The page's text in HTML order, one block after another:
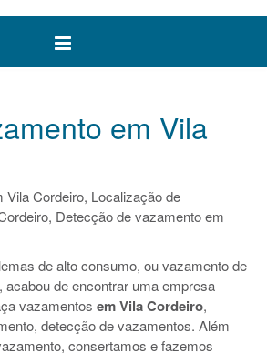
em Vila
Cordeiro, Localização de
Detecção de vazamento em
de alto consumo, ou vazamento de
acabou de encontrar uma empresa
vazamentos em Vila Cordeiro,
detecção de vazamentos. Além
consertamos e fazemos